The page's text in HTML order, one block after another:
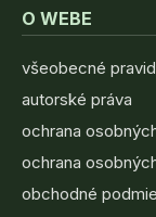
O WEBE
všeobecné
autorské práva
ochrana
ochrana
obchodné